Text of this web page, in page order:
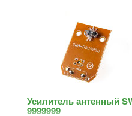
Усилитель антенный
9999999